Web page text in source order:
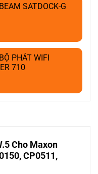
SATDOCK-G
PHÁT WIFI
710
Cho Maxon
CP0511,